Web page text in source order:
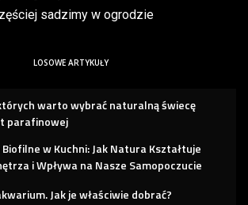
sadzimy w ogrodzie
LOSOWE ARTYKUŁY
warto wybrać naturalną świecę
parafinowej
w Kuchni: Jak Natura Kształtuje
i Wpływa na Nasze Samopoczucie
Jak je właściwie dobrać?